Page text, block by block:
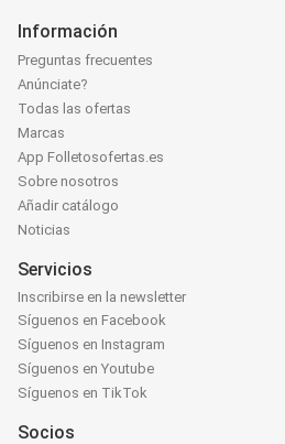
Información
Preguntas frecuentes
Anúnciate?
Todas las ofertas
Marcas
App Folletosofertas.es
Sobre nosotros
Añadir catálogo
Noticias
Servicios
Inscribirse en la newsletter
Síguenos en Facebook
Síguenos en Instagram
Síguenos en Youtube
Síguenos en TikTok
Socios